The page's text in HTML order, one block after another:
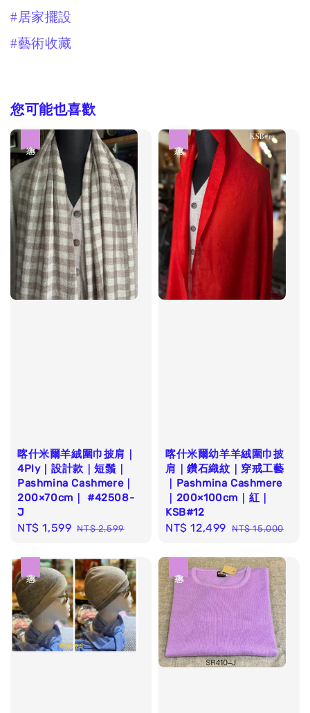
#居家擺設
#藝術收藏
您可能也喜歡
喀什米爾羊絨圍巾披肩｜
4Ply｜設計款｜短鬚｜
Pashmina Cashmere｜
200×70cm｜ #42508-
J
Sale
NT$ 1,599 Regular
NT$ 2,599
喀什米爾幼羊羊絨圍巾披
肩｜鑽石織紋｜穿戒工藝
｜Pashmina Cashmere
｜200×100cm｜紅｜
KSB#12
Sale
NT$ 12,499 Regular
NT$ 15,000